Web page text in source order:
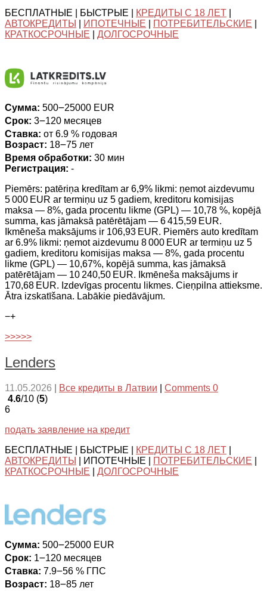
БЕСПЛАТНЫЕ | БЫСТРЫЕ | КРЕДИТЫ С 18 ЛЕТ
АВТОКРЕДИТЫ
ИПОТЕЧНЫЕ ПОТРЕБИТЕЛЬСКИЕ
КРАТКОСРОЧНЫЕ
ДОЛГОСРОЧНЫЕ
Сумма: 500౼25000 EUR
Срок: 3౼120 месяцев
Ставка: от 6.9 % годовая
Возраст: 18౼75 лет
Время обработки: 30 мин
Регистрация: -
Piemērs: patēriņa kredītam ar 6,9% likmi: ņemot aizdevumu
5 000 EUR ar termiņu uz 5 gadiem, kreditoru komisijas
maksa — 8%, gada procentu likme (GPL) — 10,78 %, kopējā
summa, kas jāmaksā patērētājam — 6 415,59 EUR.
Ikmēneša maksājums ir 106,93 EUR. Piemērs auto kredītam
ar 6.9% likmi: ņemot aizdevumu 8 000 EUR ar termiņu uz 5
gadiem, kreditoru komisijas maksa — 8%, gada procentu
likme (GPL) — 10,67%, kopējā summa, kas jāmaksā
patērētājam — 10 240,50 EUR. Ikmēneša maksājums ir
170,68 EUR. Izdevīgas procentu likmes. Cieņpilna attieksme.
Ātra izskatīšana. Labākie piedāvājum.
−+
>>>>>
Lenders
11.05.2026 Все кредиты в Латвии
Comments 0
4.6/10 (5)
6
подать заявление на кредит
БЕСПЛАТНЫЕ | БЫСТРЫЕ |
КРЕДИТЫ С 18 ЛЕТ
АВТОКРЕДИТЫ
| ИПОТЕЧНЫЕ | ПОТРЕБИТЕЛЬСКИЕ
КРАТКОСРОЧНЫЕ
ДОЛГОСРОЧНЫЕ
Сумма: 500౼25000 EUR
Срок: 1౼120 месяцев
Ставка: 7.9౼56 % ГПС
Возраст: 18౼85 лет